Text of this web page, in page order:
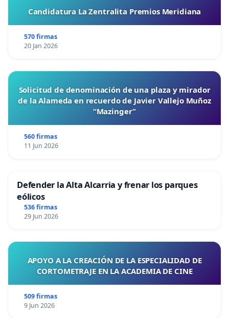
Candidatura La Zentralita Premios Meridiana
570 firmas
20 Jan 2026
Solicitud de denominación de una plaza y mirador
de la Alameda en recuerdo de Javier Vallejo Muñoz
“Mazinger”
560 firmas
11 Jun 2026
Defender la Alta Alcarria y frenar los parques
eólicos
536 firmas
29 Jun 2026
APOYO A LA CREACIÓN DE LA ESPECIALIDAD DE
CORTOMETRAJE EN LA ACADEMIA DE CINE
509 firmas
9 Jun 2026